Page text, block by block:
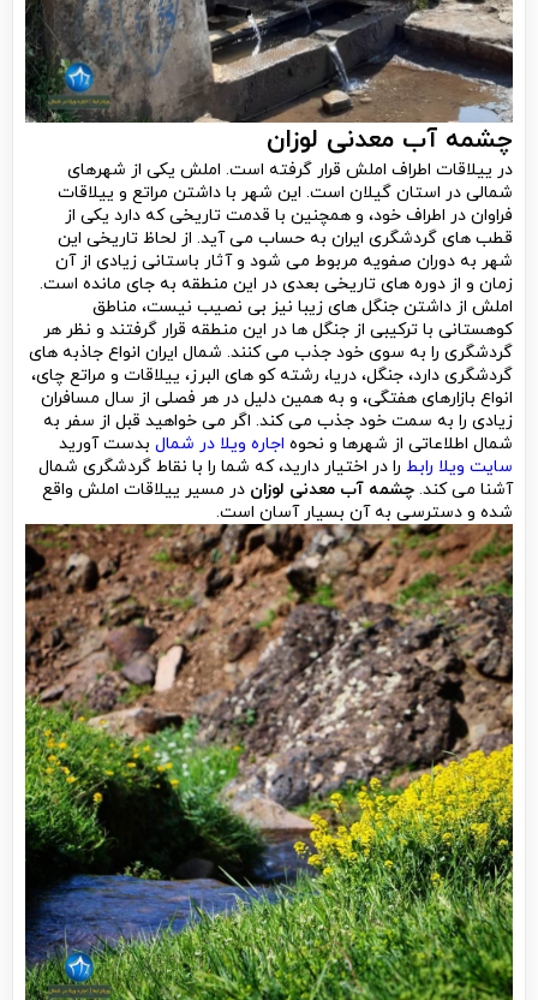
چشمه آب معدنی لوزان
در ییلاقات اطراف املش قرار گرفته است. املش یکی از شهرهای
شمالی در استان گیلان است. این شهر با داشتن مراتع و ییلاقات
فراوان در اطراف خود، و همچنین با قدمت تاریخی که دارد یکی از
قطب های گردشگری ایران به حساب می آید. از لحاظ تاریخی این
شهر به دوران صفویه مربوط می شود و آثار باستانی زیادی از آن
زمان و از دوره های تاریخی بعدی در این منطقه به جای مانده است.
املش از داشتن جنگل های زیبا نیز بی نصیب نیست، مناطق
کوهستانی با ترکیبی از جنگل ها در این منطقه قرار گرفتند و نظر هر
گردشگری را به سوی خود جذب می کنند. شمال ایران انواع جاذبه های
گردشگری دارد، جنگل، دریا، رشته کو های البرز، ییلاقات و مراتع چای،
انواع بازارهای هفتگی، و به همین دلیل در هر فصلی از سال مسافران
زیادی را به سمت خود جذب می کند. اگر می خواهید قبل از سفر به
شمال اطلاعاتی از شهرها و نحوه اجاره ویلا در شمال بدست آورید
سایت ویلا رابط را در اختیار دارید، که شما را با نقاط گردشگری شمال
آشنا می کند. چشمه آب معدنی لوزان در مسیر ییلاقات املش واقع
شده و دسترسی به آن بسیار آسان است.